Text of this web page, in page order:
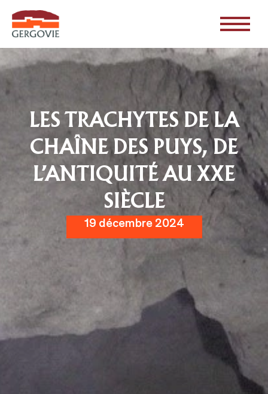
LES TRACHYTES DE LA
CHAÎNE DES PUYS, DE
L’ANTIQUITÉ AU XXE
SIÈCLE
19 décembre 2024